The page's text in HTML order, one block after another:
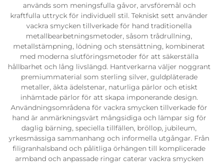
används som meningsfulla gåvor, arvsföremål och
kraftfulla uttryck för individuell stil. Tekniskt sett använder
vackra smycken tillverkade för hand traditionella
metallbearbetningsmetoder, såsom trådrullning,
metallstämpning, lödning och stensättning, kombinerat
med moderna slutföringsmetoder för att säkerställa
hållbarhet och lång livslängd. Hantverkarna väljer noggrant
premiummaterial som sterling silver, guldpläterade
metaller, äkta ädelstenar, naturliga pärlor och etiskt
inhämtade pärlor för att skapa imponerande design.
Användningsområdena för vackra smycken tillverkade för
hand är anmärkningsvärt mångsidiga och lämpar sig för
daglig bärning, speciella tillfällen, bröllop, jubileum,
yrkesmässiga sammanhang och informella utgångar. Från
filigranhalsband och pålitliga örhängen till komplicerade
armband och anpassade ringar caterar vackra smycken